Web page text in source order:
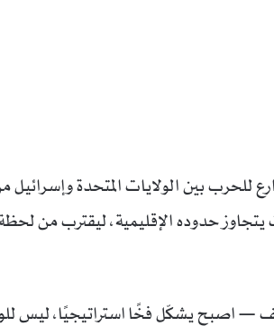
للحرب بين الولايات المتحدة وإسرائيل
حدوده الإقليمية، ليقترب من
اصبح يشكّل فخًا استراتيجيًا، ليس